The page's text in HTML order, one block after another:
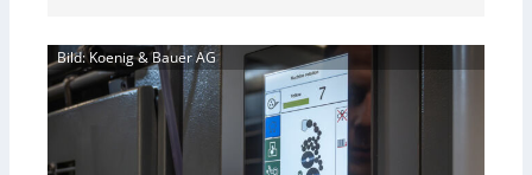
Bild: Koenig & Bauer AG